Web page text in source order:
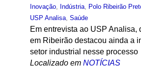
Inovação, Indústria, Polo Ribeirão
USP Analisa, Saúde
Em entrevista ao USP Analisa,
em Ribeirão destacou ainda a
setor industrial nesse processo
Localizado em NOTÍCIAS